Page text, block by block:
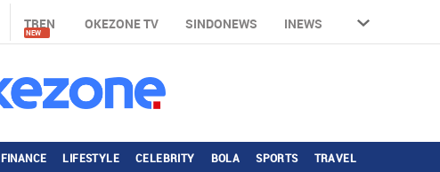
TREN
NEW
OKEZONE TV SINDONEWS INEWS
FINANCE LIFESTYLE CELEBRITY BOLA SPORTS TRAVEL